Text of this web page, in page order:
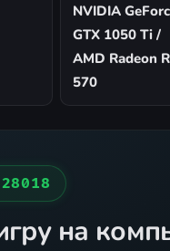
NVIDIA
GTX 1050 Ti /
AMD Radeon
570
на